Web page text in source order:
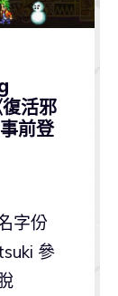
活邪
前登
字份
參